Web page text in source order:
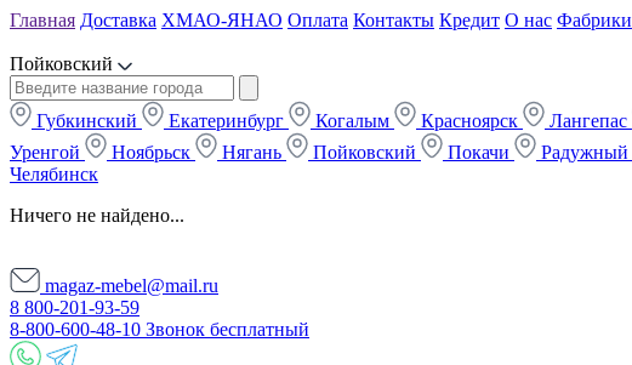
Главная Доставка ХМАО-ЯНАО Оплата Контакты Кредит О нас Фабрики
Пойковский
Губкинский Екатеринбург Когалым Красноярск Лангепас
Уренгой
Ноябрьск Нягань Пойковский Покачи Радужный
Челябинск
Ничего не найдено...
magaz-mebel@mail.ru
8 800-201-93-59
8-800-600-48-10 Звонок бесплатный